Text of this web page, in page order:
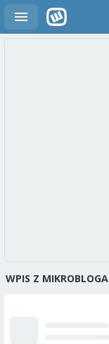
WPIS Z MIKROBLOGA